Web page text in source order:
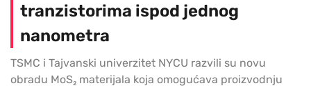
tranzistorima ispod jednog
nanometra
TSMC i Tajvanski univerzitet NYCU razvili su novu
obradu MoS₂ materijala koja omogućava proizvodnju